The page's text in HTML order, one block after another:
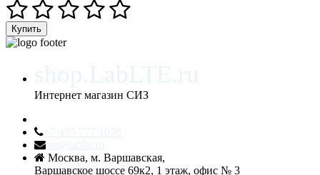
Интернет магазин СИЗ
Москва, м. Варшавская,
Варшавское шоссе 69к2, 1 этаж, офис № 3